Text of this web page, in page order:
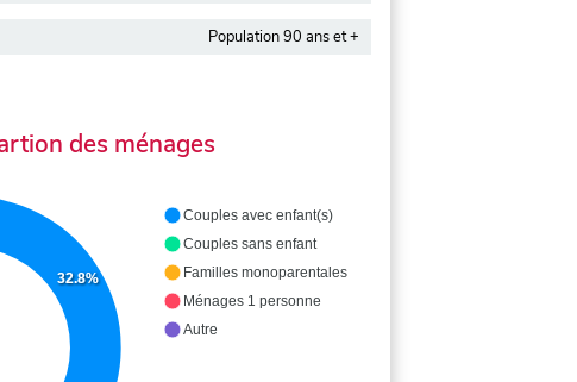
Population 90 ans et +
des ménages
32.8%
Couples avec enfant(s)
Couples sans enfant
Familles monoparentales
Ménages 1 personne
Autre